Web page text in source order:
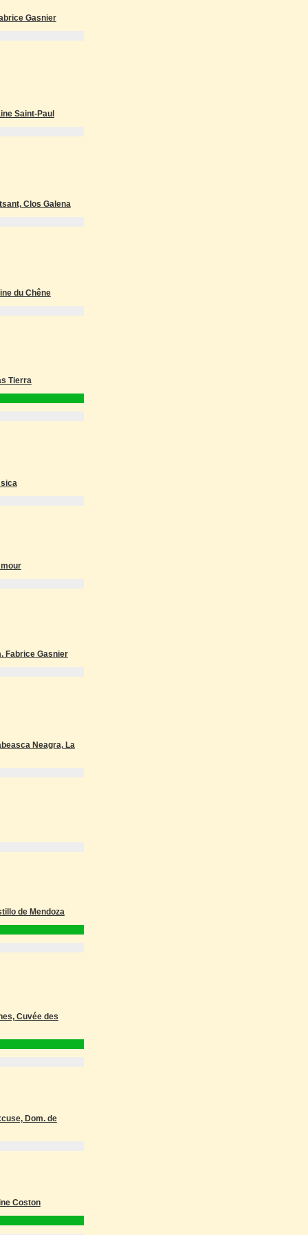
Gasnier
Saint-Paul
Clos Galena
du Chêne
Tierra
Fabrice Gasnier
Neagra, La
de Mendoza
Cuvée des
Dom. de
Coston